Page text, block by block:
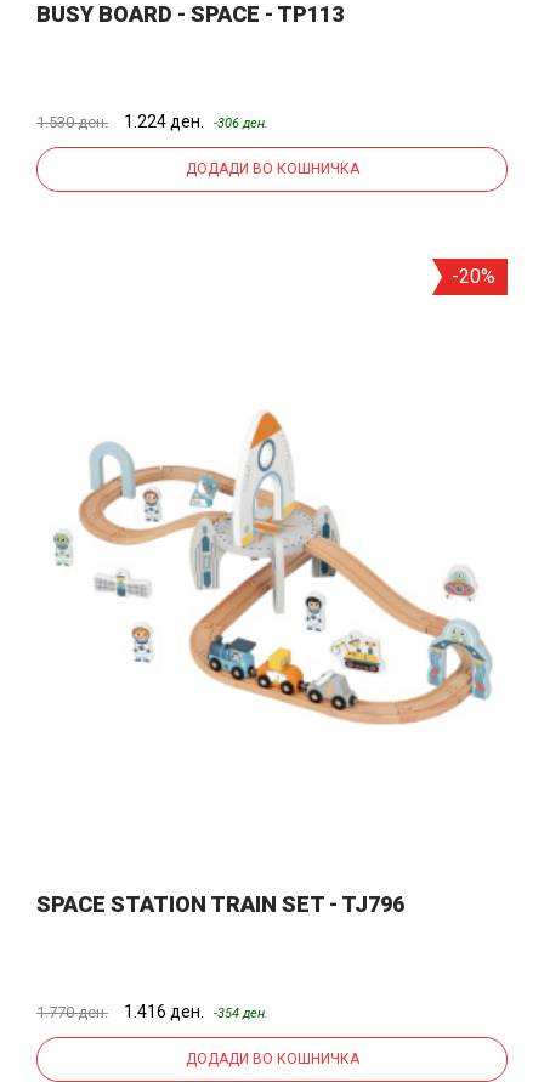
BUSY BOARD - SPACE - TP113
1.530 ден. 1.224 ден. -306 ден.
ДОДАДИ ВО КОШНИЧКА
-20%
SPACE STATION TRAIN SET - TJ796
1.770 ден. 1.416 ден. -354 ден.
ДОДАДИ ВО КОШНИЧКА